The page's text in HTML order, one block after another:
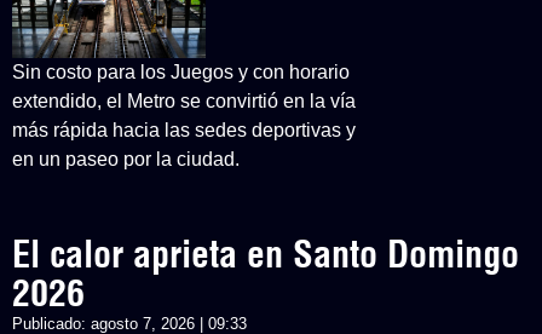
Sin costo para los Juegos y con horario
extendido, el Metro se convirtió en la vía
más rápida hacia las sedes deportivas y
en un paseo por la ciudad.
El calor aprieta en Santo Domingo
2026
Publicado: agosto 7, 2026 | 09:33